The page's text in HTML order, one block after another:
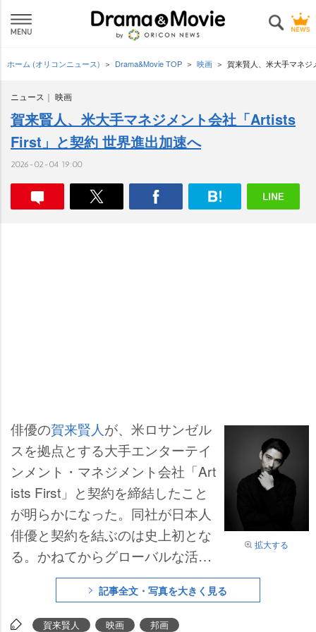
ホーム (オリコンニュース) Drama&Movie TOP 映画 賀来賢人、米大手マネ
ニュース 映画
賀来賢人、米大手マネジメント会社「Artists
First」と契約 世界進出加速へ
2026-02-04 19:00
拡大する
俳優の賀来賢人が、米ロサンゼル
スを拠点とする大手エンターテイ
ンメント・マネジメント会社「Art
ists First」と契約を締結したこと
が明らかになった。同社が日本人
俳優と契約を結ぶのは史上初とな
る。かねてからグローバルな活動
を意識してきた賀来は「新しい世
界を前に、ワクワクが止まりませ
ん。初心を忘れずに、勇気を持っ
記事全文・写真を大きく見る
賀来賢人 映画 邦画